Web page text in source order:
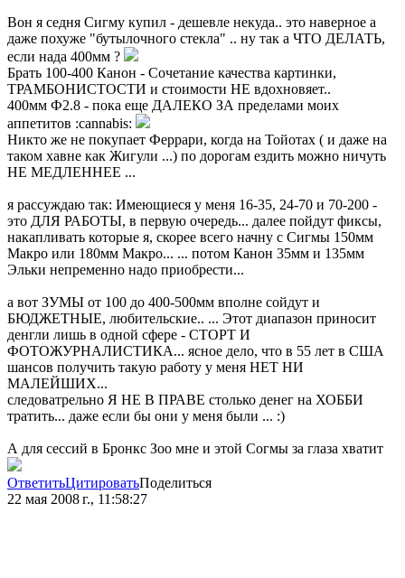
Вон я седня Сигму купил - дешевле некуда.. это наверное а
даже похуже "бутылочного стекла" .. ну так а ЧТО ДЕЛАТЬ,
если нада 400мм ?
Брать 100-400 Канон - Сочетание качества картинки,
ТРАМБОНИСТОСТИ и стоимости НЕ вдохновяет..
400мм Ф2.8 - пока еще ДАЛЕКО ЗА пределами моих
аппетитов :cannabis:
Никто же не покупает Феррари, когда на Тойотах ( и даже на
таком хавне как Жигули ...) по дорогам ездить можно ничуть
НЕ МЕДЛЕННЕЕ ...
я рассуждаю так: Имеющиеся у меня 16-35, 24-70 и 70-200 -
это ДЛЯ РАБОТЫ, в первую очередь... далее пойдут фиксы,
накапливать которые я, скорее всего начну с Сигмы 150мм
Макро или 180мм Макро... ... потом Канон 35мм и 135мм
Эльки непременно надо приобрести...
а вот ЗУМЫ от 100 до 400-500мм вполне сойдут и
БЮДЖЕТНЫЕ, любительские.. ... Этот диапазон приносит
денгли лишь в одной сфере - СТОРТ И
ФОТОЖУРНАЛИСТИКА... ясное дело, что в 55 лет в США
шансов получить такую работу у меня НЕТ НИ
МАЛЕЙШИХ...
следоватрельно Я НЕ В ПРАВЕ столько денег на ХОББИ
тратить... даже если бы они у меня были ... :)
А для сессий в Бронкс Зоо мне и этой Согмы за глаза хватит
ОтветитьЦитироватьПоделиться
22 мая 2008 г., 11:58:27